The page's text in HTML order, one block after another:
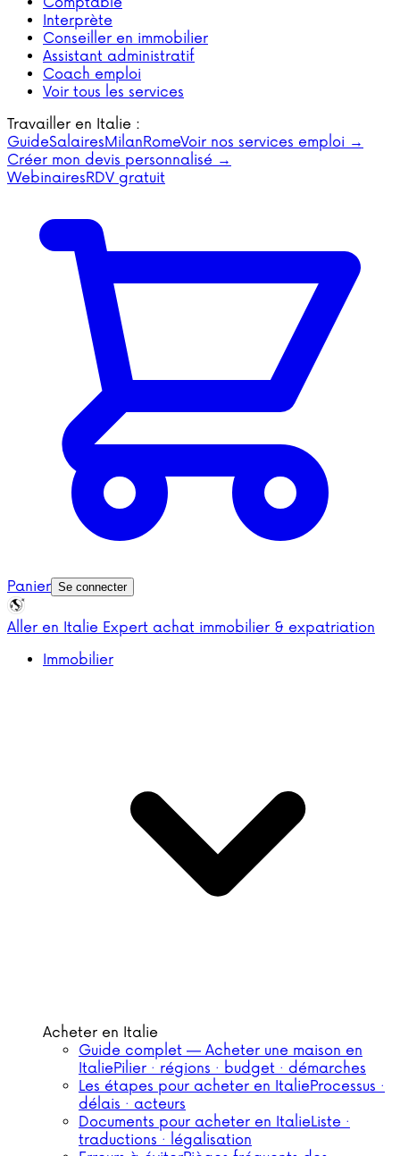
Interprète
Conseiller en immobilier
Assistant administratif
Coach emploi
Voir tous les services
Travailler en Italie :
GuideSalairesMilanRomeVoir nos services emploi →
Créer mon devis personnalisé →
WebinairesRDV gratuit
Panier Se connecter
Aller en Italie Expert achat immobilier & expatriation
Immobilier
Acheter en Italie
Guide complet — Acheter une maison en
ItaliePilier · régions · budget · démarches
Les étapes pour acheter en ItalieProcessus ·
délais · acteurs
Documents pour acheter en ItalieListe ·
traductions · légalisation